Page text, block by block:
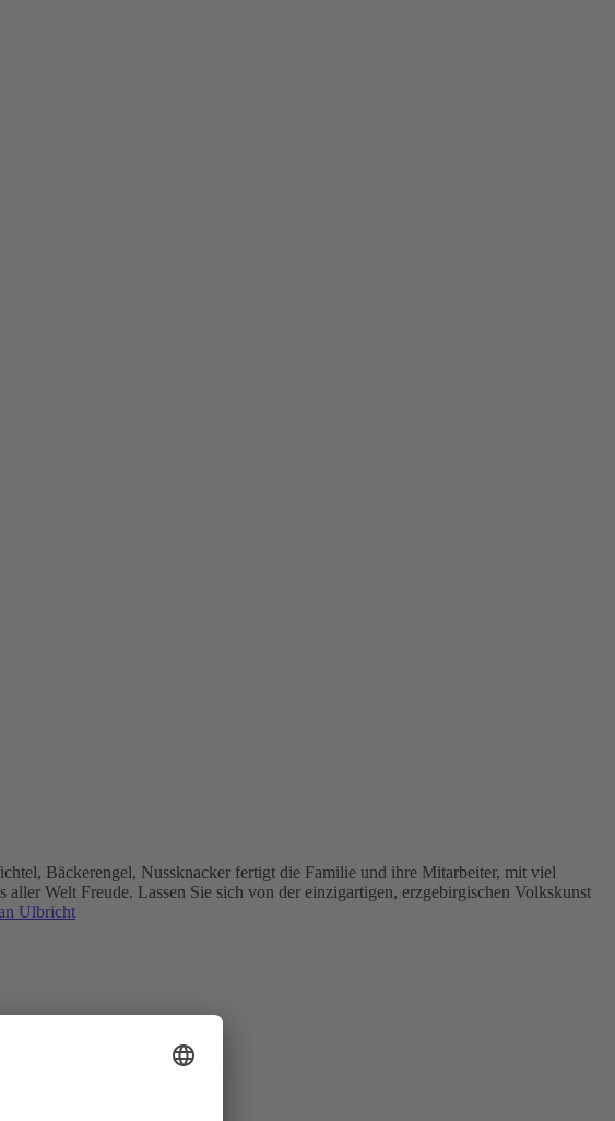
Bäckerengel, Nussknacker fertigt die Familie und ihre Mitarbeiter, mit viel
Welt Freude. Lassen Sie sich von der einzigartigen, erzgebirgischen Volkskunst
Ulbricht